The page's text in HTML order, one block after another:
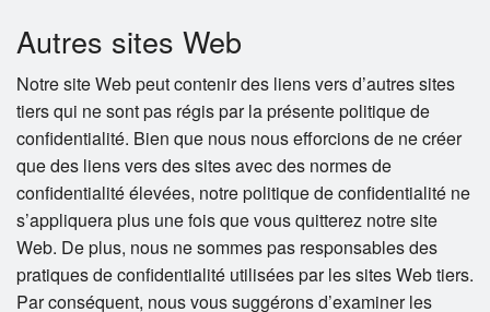
Autres sites Web
Notre site Web peut contenir des liens vers d’autres sites
tiers qui ne sont pas régis par la présente politique de
confidentialité. Bien que nous nous efforcions de ne créer
que des liens vers des sites avec des normes de
confidentialité élevées, notre politique de confidentialité ne
s’appliquera plus une fois que vous quitterez notre site
Web. De plus, nous ne sommes pas responsables des
pratiques de confidentialité utilisées par les sites Web tiers.
Par conséquent, nous vous suggérons d’examiner les